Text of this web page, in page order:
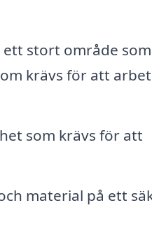
stort område som
krävs för att
som krävs för att
material på ett